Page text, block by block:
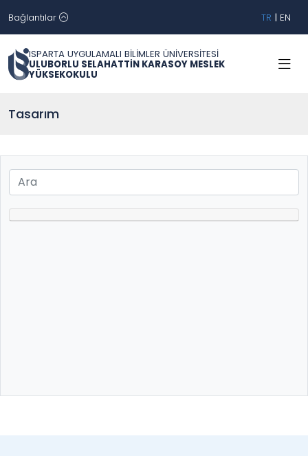
Bağlantılar TR | EN
ISPARTA UYGULAMALI BİLİMLER ÜNİVERSİTESİ
ULUBORLU SELAHATTİN KARASOY MESLEK
YÜKSEKOKULU
Tasarım